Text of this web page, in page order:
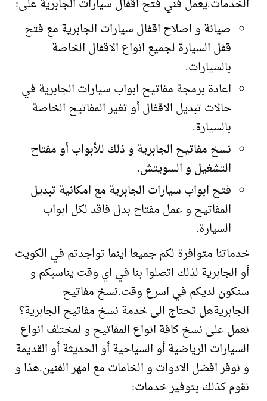
الخدمات.يعمل فني فتح اقفال سيارات الجابرية على:
صيانة و اصلاح اقفال سيارات الجابرية مع فتح
قفل السيارة لجميع انواع الاقفال الخاصة
بالسيارات.
اعادة برمجة مفاتيح ابواب سيارات الجابرية في
حالات تبديل الاقفال أو تغير المفاتيح الخاصة
بالسيارة.
نسخ مفاتيح الجابرية و ذلك للأبواب أو مفتاح
التشغيل و السويتش.
فتح ابواب سيارات الجابرية مع امكانية تبديل
المفاتيح و عمل مفتاح بدل فاقد لكل ابواب
السيارة.
خدماتنا متوافرة لكم جميعا اينما تواجدتم في الكويت
أو الجابرية لذلك اتصلوا بنا في اي وقت يناسبكم و
سنكون لديكم في اسرع وقت.نسخ مفاتيح
الجابريةهل تحتاج الى خدمة نسخ مفاتيح الجابرية؟
نعمل على نسخ كافة انواع المفاتيح و لمختلف انواع
السيارات الرياضية أو السياحية أو الحديثة أو القديمة
و نوفر افضل الادوات و الخامات مع امهر الفنين.هذا و
نقوم كذلك بتوفير خدمات: